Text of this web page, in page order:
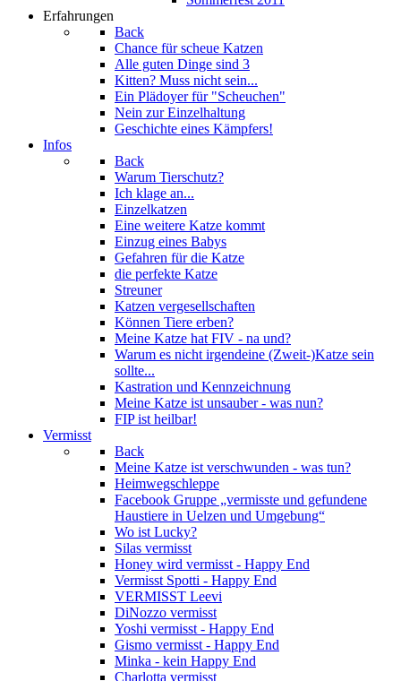
Erfahrungen
Back
Chance für scheue Katzen
Alle guten Dinge sind 3
Kitten? Muss nicht sein...
Ein Plädoyer für "Scheuchen"
Nein zur Einzelhaltung
Geschichte eines Kämpfers!
Infos
Back
Warum Tierschutz?
Ich klage an...
Einzelkatzen
Eine weitere Katze kommt
Einzug eines Babys
Gefahren für die Katze
die perfekte Katze
Streuner
Katzen vergesellschaften
Können Tiere erben?
Meine Katze hat FIV - na und?
Warum es nicht irgendeine (Zweit-)Katze sein
sollte...
Kastration und Kennzeichnung
Meine Katze ist unsauber - was nun?
FIP ist heilbar!
Vermisst
Back
Meine Katze ist verschwunden - was tun?
Heimwegschleppe
Facebook Gruppe „vermisste und gefundene
Haustiere in Uelzen und Umgebung“
Wo ist Lucky?
Silas vermisst
Honey wird vermisst - Happy End
Vermisst Spotti - Happy End
VERMISST Leevi
DiNozzo vermisst
Yoshi vermisst - Happy End
Gismo vermisst - Happy End
Minka - kein Happy End
Charlotta vermisst